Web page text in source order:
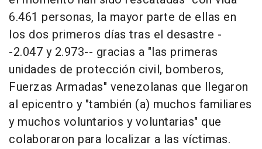
6.461 personas, la mayor parte de ellas en
los dos primeros días tras el desastre -
-2.047 y 2.973-- gracias a "las primeras
unidades de protección civil, bomberos,
Fuerzas Armadas" venezolanas que llegaron
al epicentro y "también (a) muchos familiares
y muchos voluntarios y voluntarias" que
colaboraron para localizar a las víctimas.